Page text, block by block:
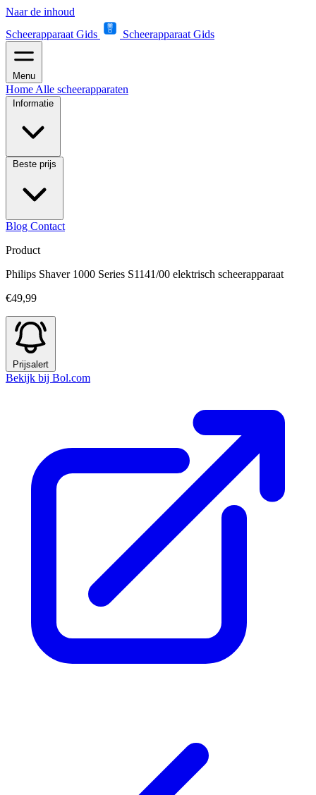
Naar de inhoud
Scheerapparaat Gids
Scheerapparaat Gids
Menu
Home Alle scheerapparaten
Informatie
Beste prijs
Blog Contact
Product
Philips Shaver 1000 Series S1141/00 elektrisch scheerapparaat
€49,99
Prijsalert
Bekijk bij Bol.com